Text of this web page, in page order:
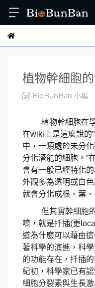
植物幹細胞
BioBunBan 小編
植物幹細胞在
在wiki 上是這麼說的”
中，一類處於未分
分化潛能的細胞。 ”
會有一般已經特化
外觀多為透明或白
就會分化成根、葉、
但其實幹細胞
唷，就是扦插(更 local
道為什麼可以藉由
著科學的演進，科
的功能存在，扦插
紀初，科學家已有
細胞分裂素與生長